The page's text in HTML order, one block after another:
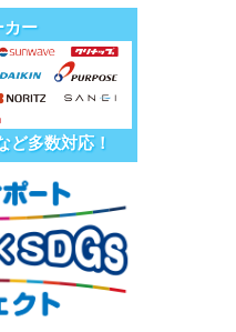
カー
ど多数対応！